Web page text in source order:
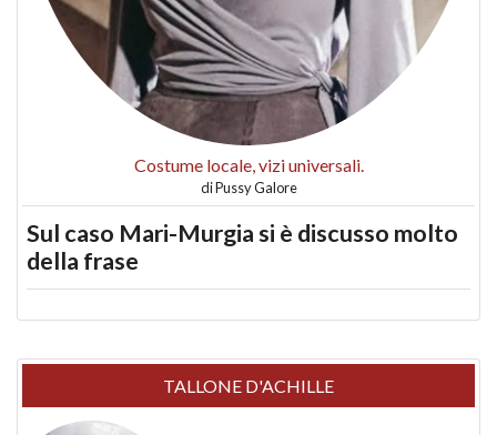
Costume locale, vizi universali.
diPussy Galore
Sul caso Mari-Murgia si è discusso molto
della frase
TALLONE D'ACHILLE